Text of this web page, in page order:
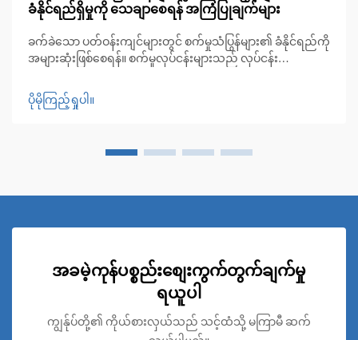
ခံနိုင်ရည်ရှိမှုကို သေချာစေရန် အကြံပြုချက်များ
ခက်ခဲသော ပတ်ဝန်းကျင်များတွင် စက်မှုသံပြွန်များ၏ ခံနိုင်ရည်ကို
အများဆုံးဖြစ်စေရန်။ စက်မှုလုပ်ငန်းများသည် လုပ်ငန်း
များ၏ ခံနိုင်ရည်သည် ပို၍ပင် အရေးကြီးလာပါသည်။ ဓာတု... မှ
စသည်ဖြင့်။
ပိုမိုကြည့်ရှုပါ။
အခမဲ့ကုန်ပစ္စည်းစျေးကွက်တွက်ချက်မှု
ရယူပါ
ကျွန်ုပ်တို့၏ ကိုယ်စားလှယ်သည် သင့်ထံသို့ မကြာမီ ဆက်